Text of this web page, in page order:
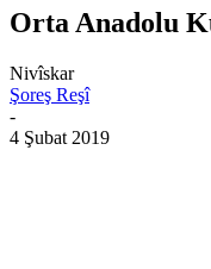
Orta Anadolu
Nivîskar
Şoreş Reşî
-
4 Şubat 2019